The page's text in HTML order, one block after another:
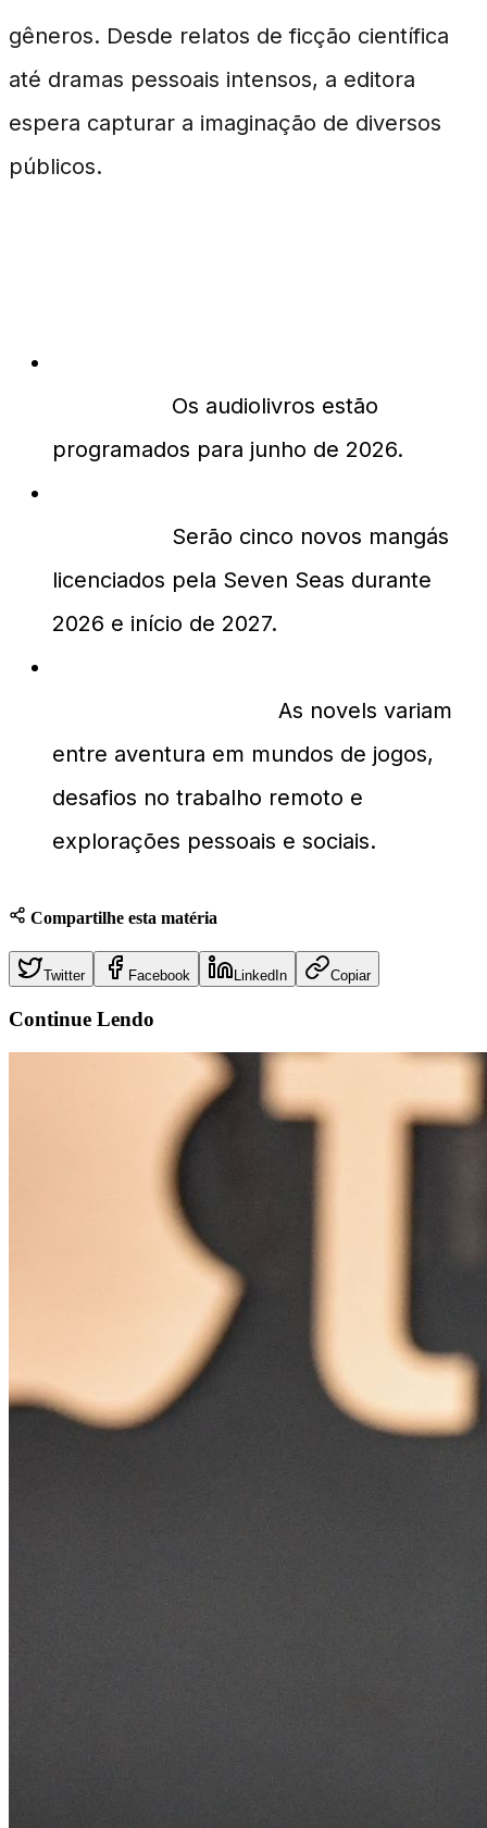
gêneros. Desde relatos de ficção científica
até dramas pessoais intensos, a editora
espera capturar a imaginação de diversos
públicos.
Os audiolivros estão
programados para junho de 2026.
Serão cinco novos mangás
licenciados pela Seven Seas durante
2026 e início de 2027.
As novels variam
entre aventura em mundos de jogos,
desafios no trabalho remoto e
explorações pessoais e sociais.
Compartilhe esta matéria
Twitter Facebook LinkedIn Copiar
Continue Lendo